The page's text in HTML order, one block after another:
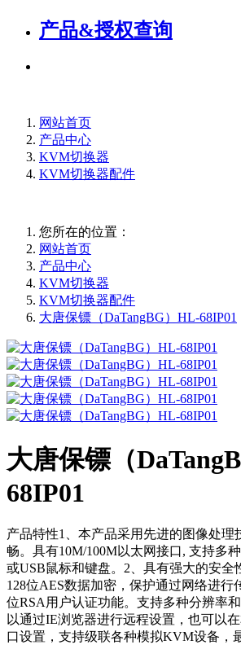
产品&授权查询
网站首页
产品中心
KVM切换器
KVM切换器配件
您所在的位置：
网站首页
产品中心
KVM切换器
KVM切换器配件
大唐保镖（DaTangBG）HL-68IP01
大唐保镖（
68IP01
产品特性1、本产品采用先进的图像处理
畅。具有10M/100M以太网接口, 支持多
或USB鼠标和键盘。2、具有强大的安全
128位AES数据加密，保护通过网络进行
位RSA用户认证功能。支持多种分辨率
以通过IE浏览器进行远程设置，也可以
口设置，支持级联各种模拟KVM设备，